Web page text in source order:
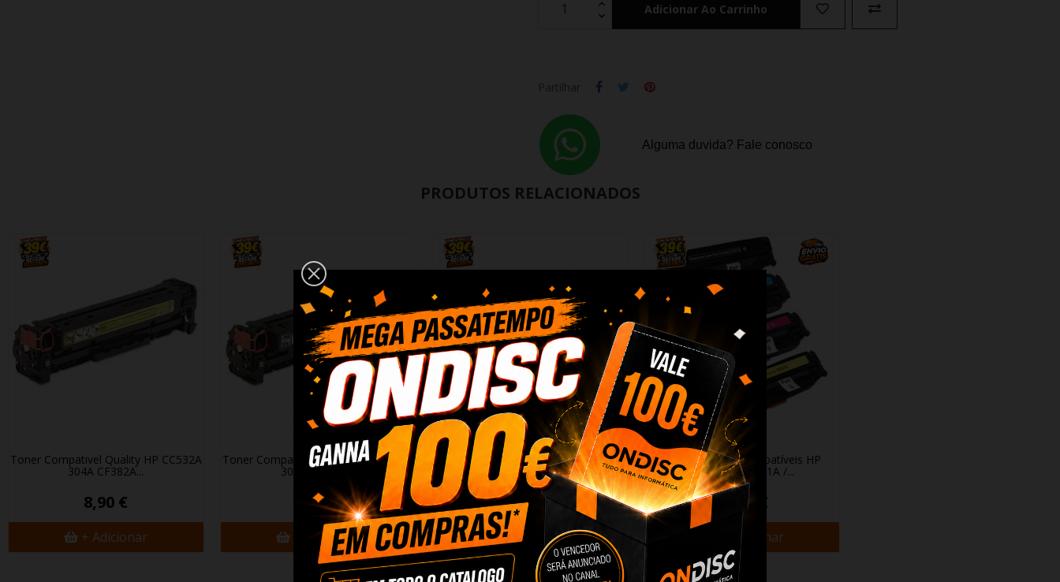
Adicionar Ao Carrinho
Alguma duvida? Fale conosco
PRODUTOS RELACIONADOS
Toner Compativel Quality HP CC532A
304A CF382A...
8,90 €
+ Adicionar
Toner Compativel Quality HP CC530A
304A CF380X...
8,90 €
+ Adicionar
Toner Compativel Quality HP CC531A
304A CF381A...
8,90 €
+ Adicionar
Pack 4 Toners Compatíveis HP
CC530A / CC531A /...
34,90 €
+ Adicionar